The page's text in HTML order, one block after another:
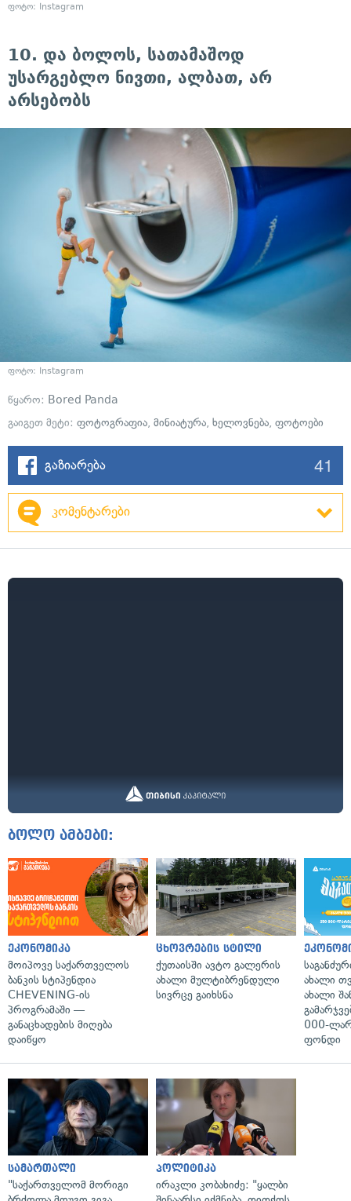
ფოტო: Instagram
10. და ბოლოს, სათამაშოდ
უსარგებლო ნივთი, ალბათ, არ
არსებობს
ფოტო: Instagram
წყარო: Bored Panda
გაიგეთ მეტი: ფოტოგრაფია, მინიატურა, ხელოვნება, ფოტოები
გაზიარება 41
კომენტარები
ბოლო ამბები:
ეკონომიკა
მოიპოვე საქართველოს
ბანკის სტიპენდია
CHEVENING-ის
პროგრამაში —
განაცხადების მიღება
დაიწყო
ცხოვრების სტილი
ქუთაისში ავტო გალერის
ახალი მულტიბრენდული
სივრცე გაიხსნა
ახალი
ახალი
000-
ფონდი
სამართალი
"საქართველომ მორიგი
პოლიტიკა
ირაკლი კობახიძე: "ყალბი